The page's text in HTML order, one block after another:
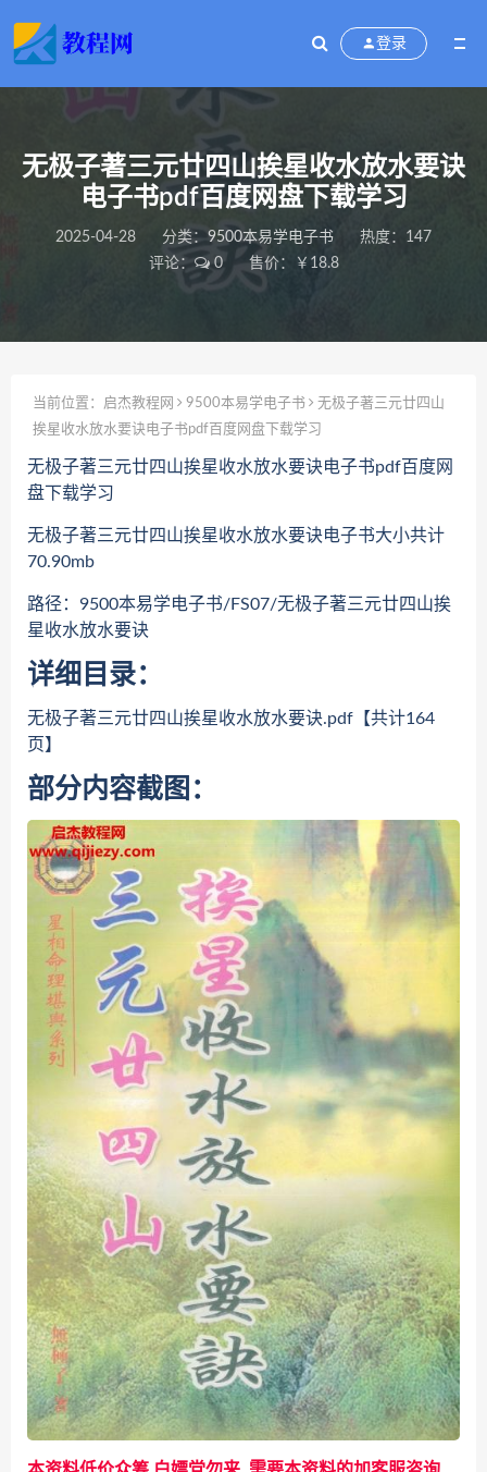
登录
无极子著三元廿四山挨星收水放水要诀
电子书pdf百度网盘下载学习
2025-04-28 分类： 9500本易学电子书
热度：147
评论：
0 售价：￥18.8
当前位置： 启杰教程网 9500本易学电子书
无极子著三元廿四山
挨星收水放水要诀电子书pdf百度网盘下载学习
无极子著三元廿四山挨星收水放水要诀电子书pdf百度网
盘下载学习
无极子著三元廿四山挨星收水放水要诀电子书大小共计
70.90mb
路径：9500本易学电子书/FS07/无极子著三元廿四山挨
星收水放水要诀
详细目录：
无极子著三元廿四山挨星收水放水要诀.pdf【共计164
页】
部分内容截图：